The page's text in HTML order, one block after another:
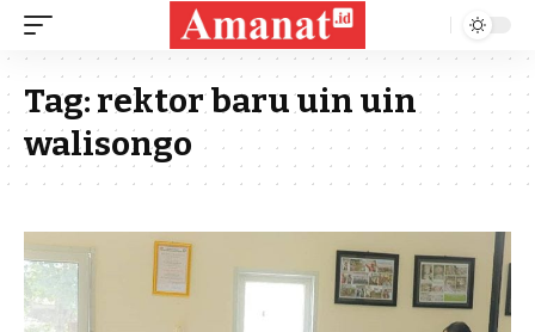
Tag:rektor baru uin uin
walisongo